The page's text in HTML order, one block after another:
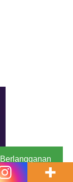
Berlangganan